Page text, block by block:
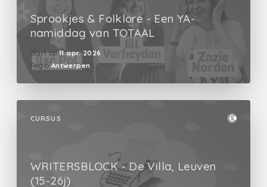
Sprookjes & Folklore - Een YA-
namiddag van TOTAAL
Start op 11 apr. 2026
Regio Antwerpen
CURSUS
WRITERSBLOCK - De Villa, Leuven
(15-26j)